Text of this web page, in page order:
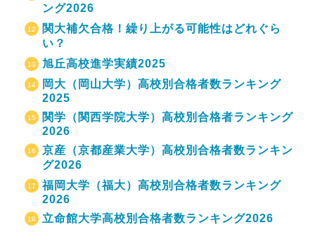
ング2026
関大補欠合格！繰り上がる可能性はどれぐら
い？
旭丘高校進学実績2025
岡大（岡山大学）高校別合格者数ランキング
2025
関学（関西学院大学）高校別合格者ランキング
2026
京産（京都産業大学）高校別合格者数ランキン
グ2026
福岡大学（福大）高校別合格者数ランキング
2026
立命館大学高校別合格者数ランキング2026